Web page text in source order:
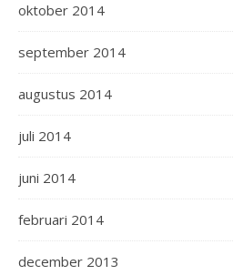
oktober 2014
september 2014
augustus 2014
juli 2014
juni 2014
februari 2014
december 2013